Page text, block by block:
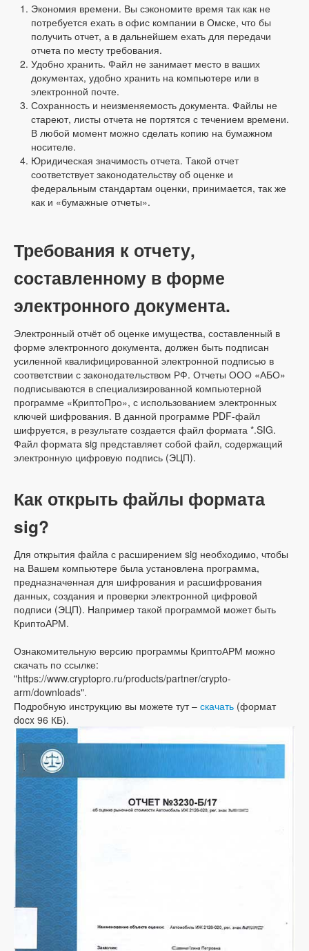
Экономия времени. Вы сэкономите время так как не
потребуется ехать в офис компании в Омске, что бы
получить отчет, а в дальнейшем ехать для передачи
отчета по месту требования.
Удобно хранить. Файл не занимает место в ваших
документах, удобно хранить на компьютере или в
электронной почте.
Сохранность и неизменяемость документа. Файлы не
стареют, листы отчета не портятся с течением времени.
В любой момент можно сделать копию на бумажном
носителе.
Юридическая значимость отчета. Такой отчет
соответствует законодательству об оценке и
федеральным стандартам оценки, принимается, так же
как и «бумажные отчеты».
Требования к отчету,
составленному в форме
электронного документа.
Электронный отчёт об оценке имущества, составленный в
форме электронного документа, должен быть подписан
усиленной квалифицированной электронной подписью в
соответствии с законодательством РФ. Отчеты ООО «АБО»
подписываются в специализированной компьютерной
программе «КриптоПро», с использованием электронных
ключей шифрования. В данной программе PDF-файл
шифруется, в результате создается файл формата *.SIG.
Файл формата sig представляет собой файл, содержащий
электронную цифровую подпись (ЭЦП).
Как открыть файлы формата
sig?
Для открытия файла с расширением sig необходимо, чтобы
на Вашем компьютере была установлена программа,
предназначенная для шифрования и расшифрования
данных, создания и проверки электронной цифровой
подписи (ЭЦП). Например такой программой может быть
КриптоАРМ.
Ознакомительную версию программы КриптоАРМ можно
скачать по ссылке:
"https://www.cryptopro.ru/products/partner/crypto-
arm/downloads".
Подробную инструкцию вы можете тут – скачать (формат
docx 96 КБ).